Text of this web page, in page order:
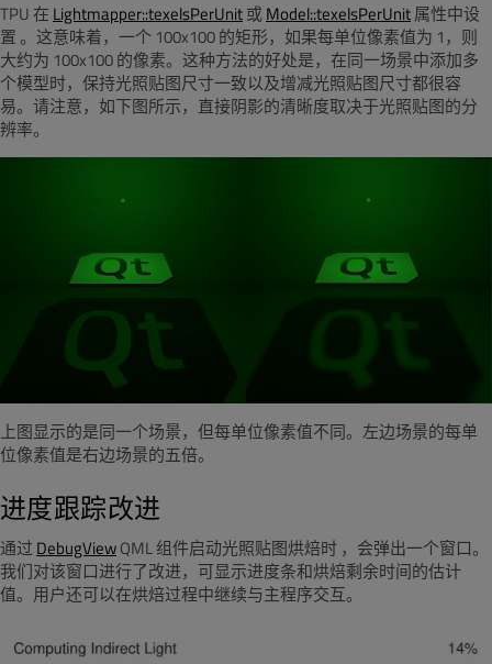
TPU 在 Lightmapper::texelsPerUnit或Model::texelsPerUnit属性中设
置。这意味着，一个 100x100 的矩形，如果每单位像素值为 1，则
大约为 100x100 的像素。这种方法的好处是，在同一场景中添加多
个模型时，保持光照贴图尺寸一致以及增减光照贴图尺寸都很容
易。请注意，如下图所示，直接阴影的清晰度取决于光照贴图的分
辨率。
上图显示的是同一个场景，但每单位像素值不同。左边场景的每单
位像素值是右边场景的五倍。
进度跟踪改进
通过 DebugViewQML 组件启动光照贴图烘焙时 ，会弹出一个窗口。
我们对该窗口进行了改进，可显示进度条和烘焙剩余时间的估计
值。用户还可以在烘焙过程中继续与主程序交互。